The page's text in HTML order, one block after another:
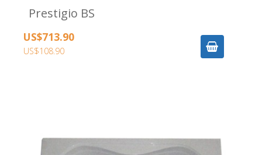
Prestigio BS
US$713.90
US$108.90